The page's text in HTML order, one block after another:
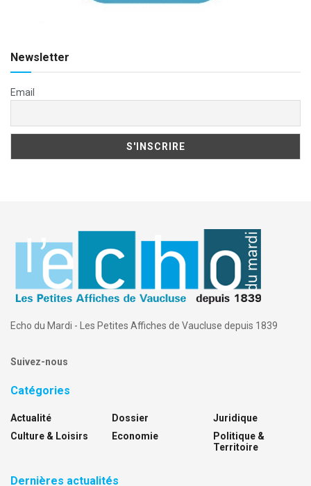
Newsletter
Email
Echo du Mardi - Les Petites Affiches de Vaucluse depuis 1839
Suivez-nous
Catégories
Actualité
Culture & Loisirs
Dossier
Economie
Juridique
Politique &
Territoire
Dernières actualités